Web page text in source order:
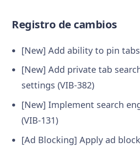
Registro de cambios
[New] Add ability to pin tabs
[New] Add private tab
settings (VIB-382)
[New] Implement search
(VIB-131)
[Ad Blocking] Apply ad